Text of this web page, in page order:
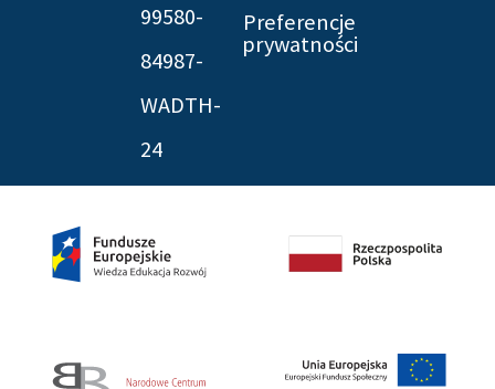
99580-
84987-
WADTH-
24
Preferencje
prywatności